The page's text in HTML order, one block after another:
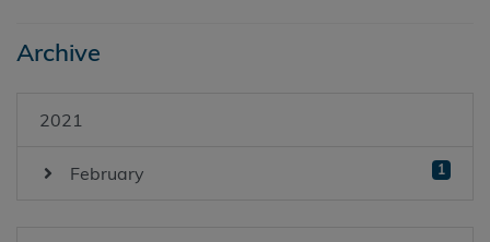
Archive
2021
February 1